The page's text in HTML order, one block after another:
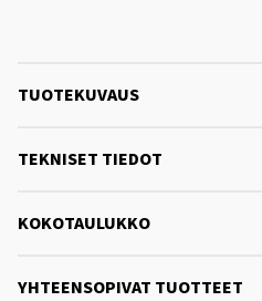
TUOTEKUVAUS
TEKNISET TIEDOT
KOKOTAULUKKO
YHTEENSOPIVAT TUOTTEET